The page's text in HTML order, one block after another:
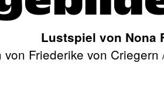
Lustspiel von Nona
von Friederike von